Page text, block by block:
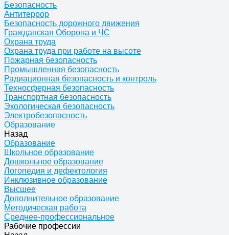
Безопасность
Антитеррор
Безопасность дорожного движения
Гражданская Оборона и ЧС
Охрана труда
Охрана труда при работе на высоте
Пожарная безопасность
Промышленная безопасность
Радиационная безопасность и контроль
Техносферная безопасность
Транспортная безопасность
Экологическая безопасность
Электробезопасность
Образование
Назад
Образование
Школьное образование
Дошкольное образование
Логопедия и дефектология
Инклюзивное образование
Высшее
Дополнительное образование
Методическая работа
Среднее-профессиональное
Рабочие профессии